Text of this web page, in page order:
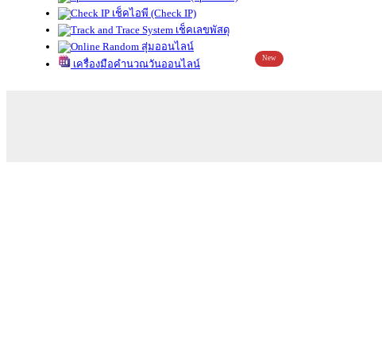
เช็คไอพี (Check IP)
เช็คเลขพัสดุ
สุ่มออนไลน์
เครื่องมือคำนวณวันออนไลน์
New